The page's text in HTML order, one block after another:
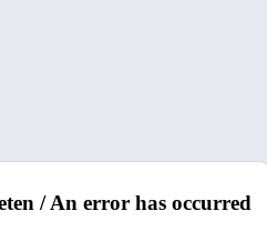
/ An error has occurred